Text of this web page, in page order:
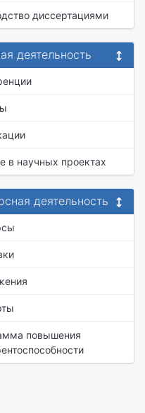
диссертациями
деятельность
в научных проектах
деятельность
повышения